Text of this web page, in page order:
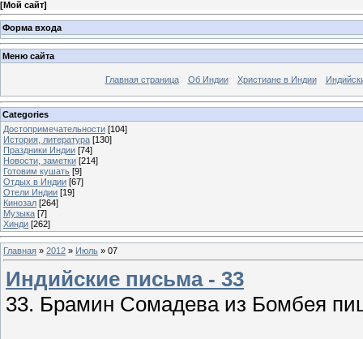
[Мой сайт]
Форма входа
Меню сайта
Главная страница Об Индии Христиане в Индии
Categories
Достопримечательности [104]
История, литература [130]
Праздники Индии [74]
Новости, заметки [214]
Готовим кушать [9]
Отдых в Индии [67]
Отели Индии [19]
Кинозал [264]
Музыка [7]
Хинди [262]
Главная » 2012 » Июль » 07
Индийские письма - 33
33. Брамин Сомадева из Бомбея